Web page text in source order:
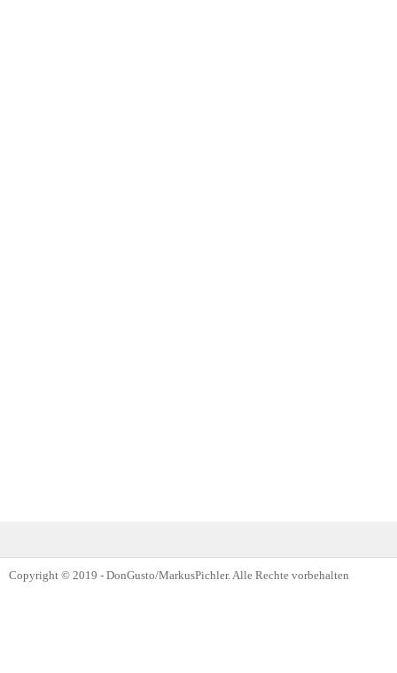
Copyright © 2019 - DonGusto/MarkusPichler. Alle Rechte vorbehalten